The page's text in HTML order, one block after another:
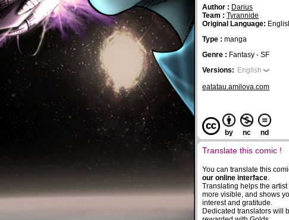
Author : Darius
Team : Tyrannide
Original Language:
Type : manga
Genre : Fantasy - SF
Versions: English
eatatau.amilova.com
by nc nd
Translate this comic !
You can translate this
our online interface.
Translating helps the artist
more visible, and shows
interest and gratitude.
Dedicated translators will